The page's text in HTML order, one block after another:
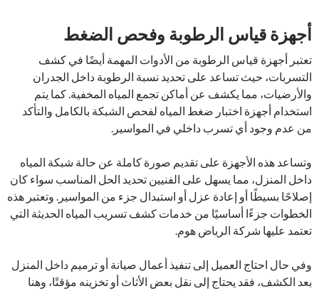
أجهزة قياس الرطوبة وفحص الضغط
تعتبر أجهزة قياس الرطوبة من الأدوات المهمة أيضًا في كشف
التسربات، حيث تساعد على تحديد نسبة الرطوبة داخل الجدران
والأرضيات، مما يكشف عن أماكن تجمع المياه المخفية. كما يتم
استخدام أجهزة اختبار ضغط المياه لفحص الشبكة بالكامل والتأكد
من عدم وجود أي تسرب داخلي في المواسير.
وتساعد هذه الأجهزة على تقديم صورة كاملة عن حالة شبكة المياه
داخل المنزل، مما يسهل على الفنيين تحديد الحل المناسب سواء كان
إصلاحًا بسيطًا أو إعادة عزل أو استبدال جزء من المواسير. وتعتبر هذه
الخطوات جزءًا أساسيًا من خدمات كشف تسريب المياه الحديثة التي
تعتمد عليها شركة الرياض هوم.
وفي حال احتاج العميل إلى تنفيذ أعمال صيانة أو ترميم داخل المنزل
بعد الكشف، فقد يحتاج إلى نقل بعض الأثاث أو تخزينه مؤقتًا، وهنا